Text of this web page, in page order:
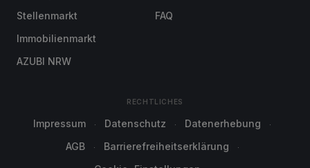
Stellenmarkt
Immobilienmarkt
AZUBI NRW
FAQ
RECHTLICHES
Impressum Datenschutz
Datenerhebung
AGB
Barrierefreiheitserklärung